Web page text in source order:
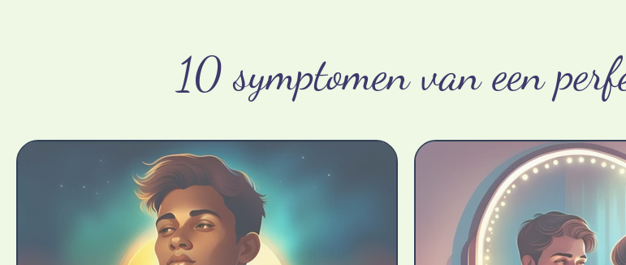
10 symptomen van een